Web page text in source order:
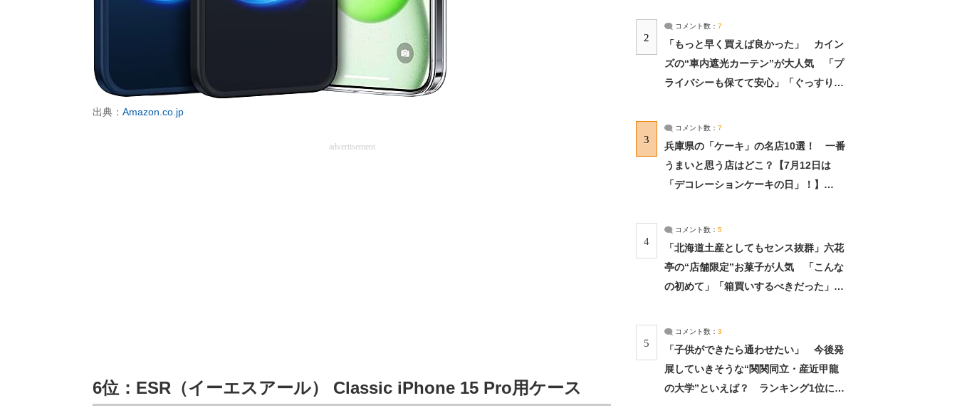
出典： Amazon.co.jp
advertisement
6位：ESR（イーエスアール） Classic iPhone 15 Pro用ケース
2
コメント数： 7
「もっと早く買えば良かった」 カイン
ズの“車内遮光カーテン”が大人気 「プ
ライバシーも保てて安心」「ぐっすり眠
3
コメント数： 7
兵庫県の「ケーキ」の名店10選！ 一番
うまいと思う店はどこ？【7月12日は
「デコレーションケーキの日」！】
4
コメント数： 5
「北海道土産としてもセンス抜群」六花
亭の“店舗限定”お菓子が人気 「こんな
の初めて」「箱買いするべきだった」
5
コメント数： 3
「子供ができたら通わせたい」 今後発
展していきそうな“関関同立・産近甲龍
の大学”といえば？ ランキング1位に学